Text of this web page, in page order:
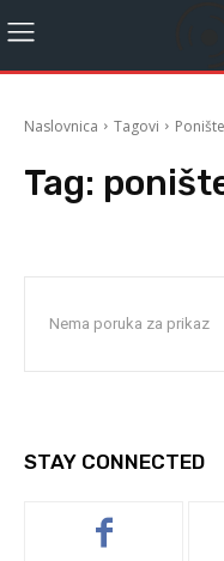
Naslovnica Tagovi
Tag:
Nema poruka za prikaz
STAY CONNECTED